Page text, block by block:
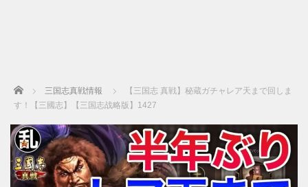
Home 三国志真戦情報
【三国志 真戦】秘蔵ガチャレア天まで回しま
す！【三國志】【三国志战略版】1427